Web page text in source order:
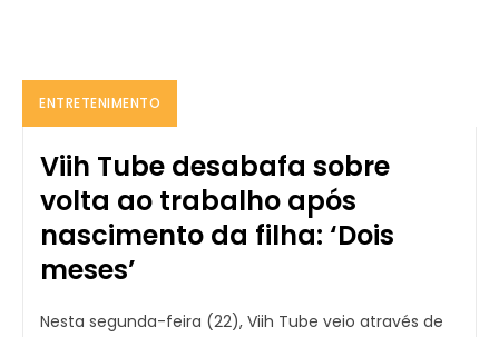
ENTRETENIMENTO
Viih Tube desabafa sobre
volta ao trabalho após
nascimento da filha: ‘Dois
meses’
Nesta segunda-feira (22), Viih Tube veio através de